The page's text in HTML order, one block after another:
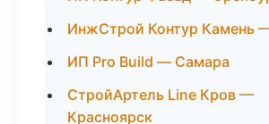
ИнжСтрой Контур Камень
ИП Pro Build — Самара
СтройАртель Line Кров —
Красноярск